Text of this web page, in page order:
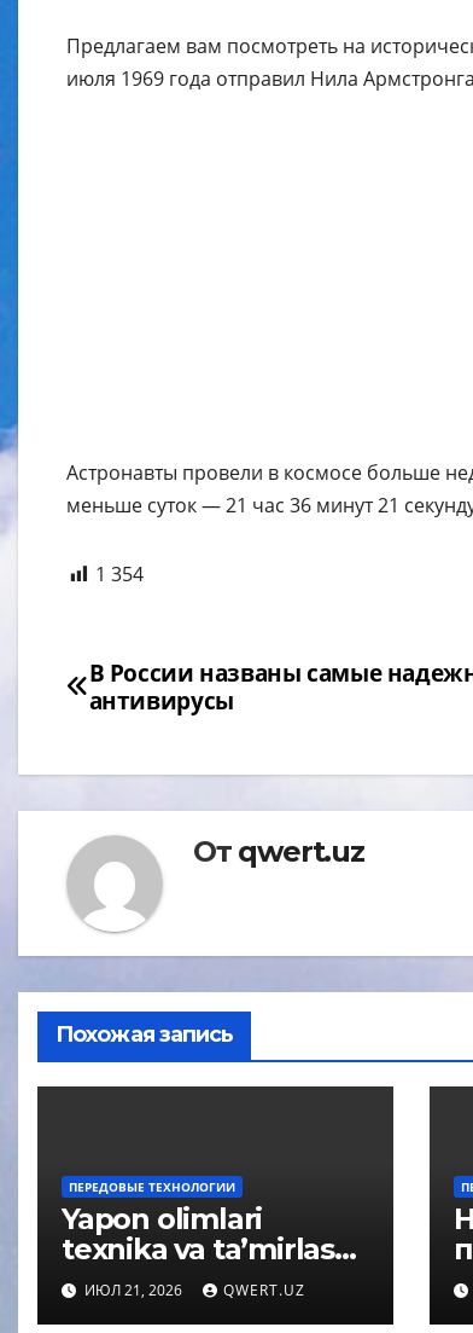
Предлагаем вам посмотреть на
июля 1969 года отправил Нила
Астронавты провели в космосе больше
меньше суток — 21 час 36 минут 21
1 354
Навигация
по
записям
В России названы самые
антивирусы
От qwert.uz
Похожая запись
ПЕРЕДОВЫЕ ТЕХНОЛОГИИ
Yapon olimlari
texnika va ta’mirlash
uchun «aqlli» yelim
o‘ylab topishdi
ИЮЛ 21, 2026 QWERT.UZ